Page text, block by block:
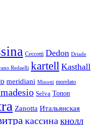
Ceccotti Dedon Driade
Redaelli kartell Kasthall
meridiani Minotti morelato
Selva Tonon
Zanotta Итальянская
кассина кнолл